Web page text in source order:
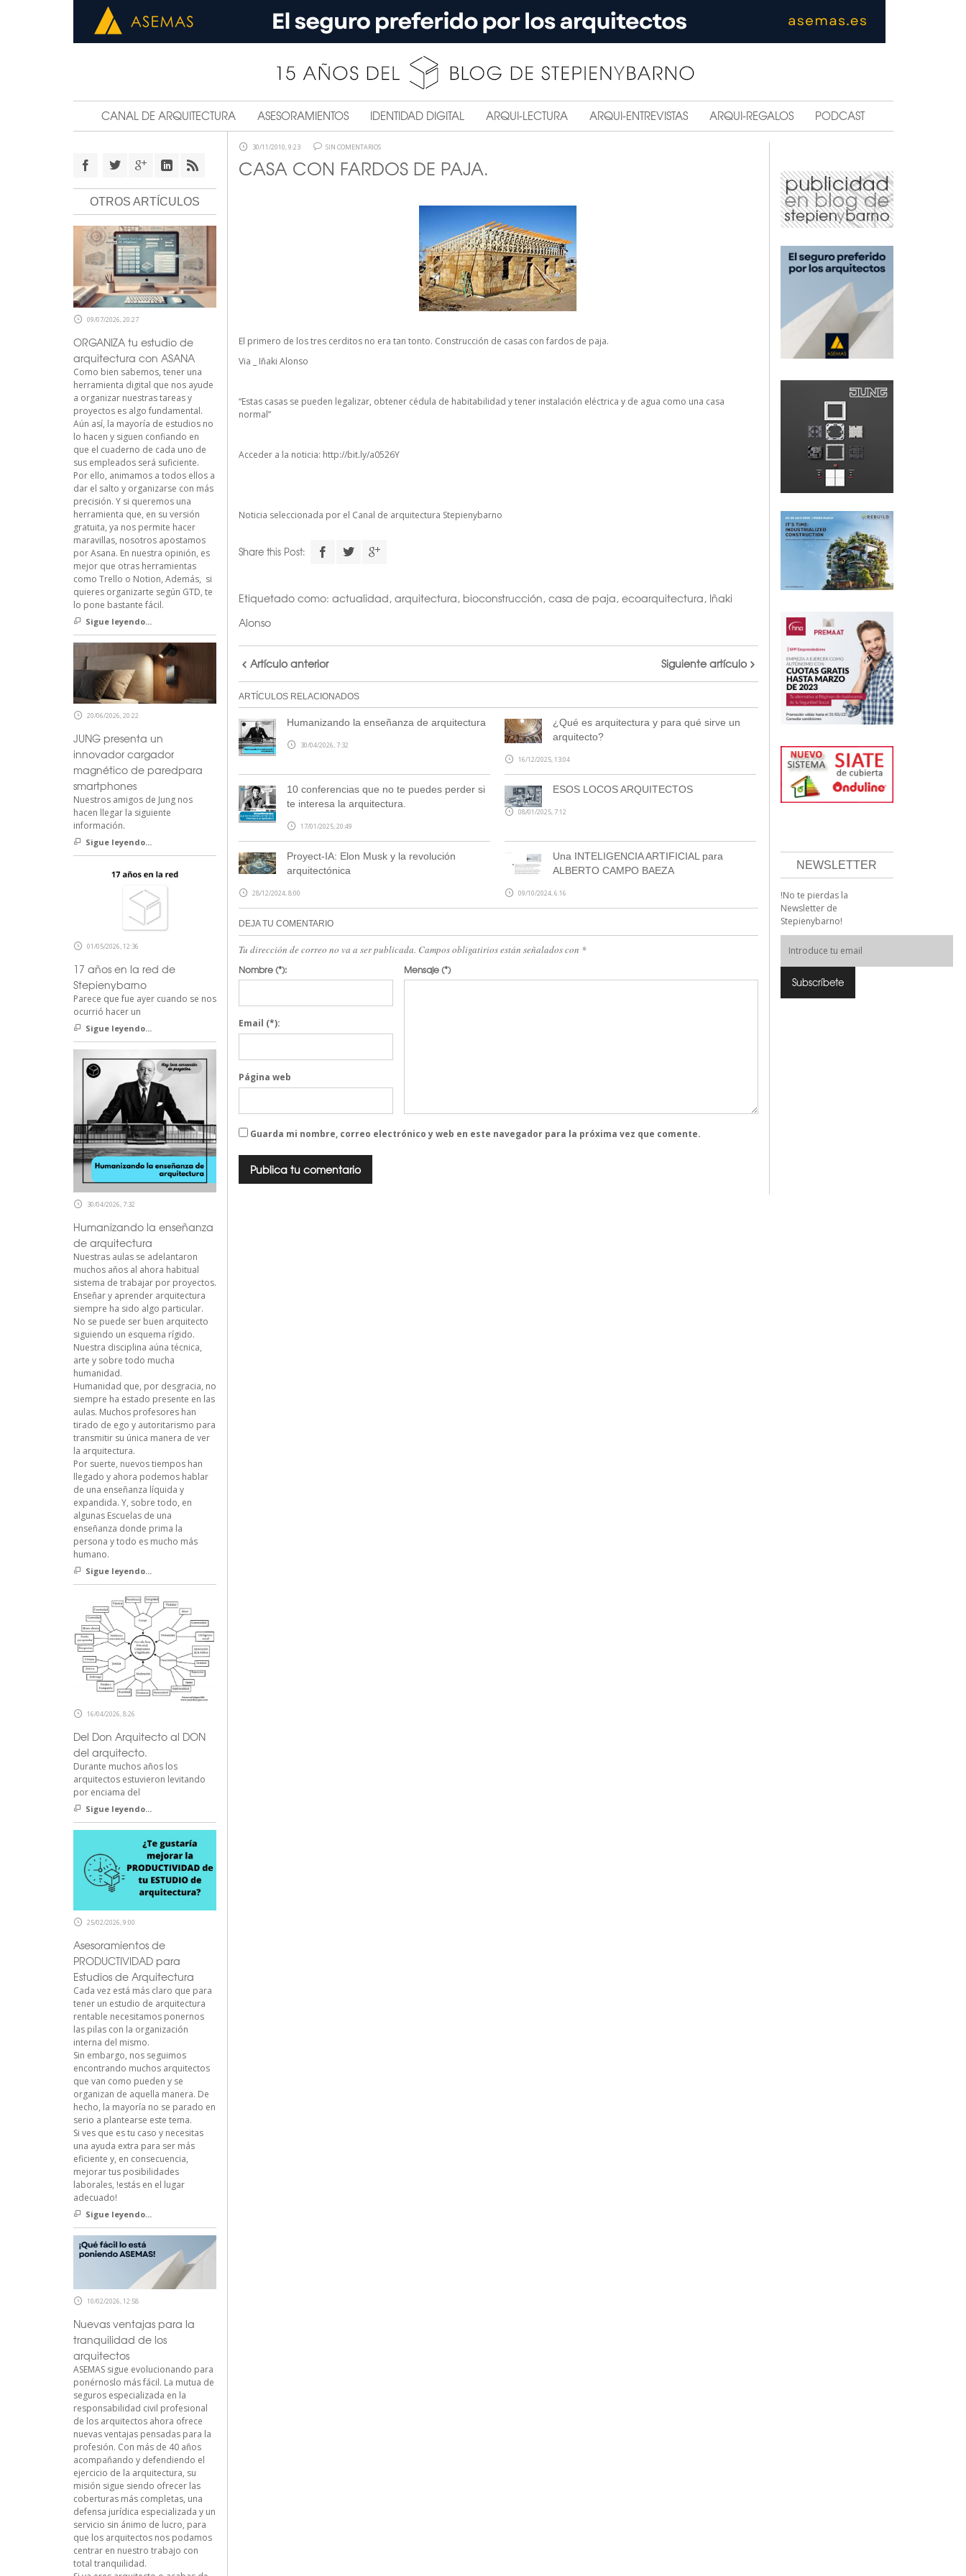
CANAL DE ARQUITECTURA ASESORAMIENTOS IDENTIDAD DIGITAL ARQUI-LECTURA ARQUI-ENTREVISTAS ARQUI-REGALOS PODCAST
30/11/2010, 9:23 SIN COMENTARIOS
CASA CON FARDOS DE PAJA.
El primero de los tres cerditos no era tan tonto. Construcción de casas con fardos de paja.
Via _ Iñaki Alonso
“Estas casas se pueden legalizar, obtener cédula de habitabilidad y tener instalación eléctrica y de agua como una casa
normal”
Acceder a la noticia: http://bit.ly/a0526Y
Noticia seleccionada por el Canal de arquitectura Stepienybarno
Share this Post:
Etiquetado como: actualidad, arquitectura, bioconstrucción, casa de paja, ecoarquitectura, Iñaki
Alonso
Artículo anterior Siguiente artículo
ARTÍCULOS RELACIONADOS
Humanizando la enseñanza de arquitectura
30/04/2026, 7:32
¿Qué es arquitectura y para qué sirve un
arquitecto?
16/12/2025, 13:04
10 conferencias que no te puedes perder si
te interesa la arquitectura.
17/01/2025, 20:49
ESOS LOCOS ARQUITECTOS
08/01/2025, 7:12
Proyect-IA: Elon Musk y la revolución
arquitectónica
28/12/2024, 8:00
Una INTELIGENCIA ARTIFICIAL para
ALBERTO CAMPO BAEZA
09/10/2024, 6:16
DEJA TU COMENTARIO
Tu dirección de correo no va a ser publicada. Campos obligatirios están señalados con *
Mensaje(*)
Nombre(*):
Email (*):
Página web
Guarda mi nombre, correo electrónico y web en este navegador para la próxima vez que comente.
NEWSLETTER
!No te pierdas la
Newsletter de
Stepienybarno!
OTROS ARTÍCULOS
09/07/2026, 20:27
ORGANIZA tu estudio de
arquitectura con ASANA
Como bien sabemos, tener una
herramienta digital que nos ayude
a organizar nuestras tareas y
proyectos es algo fundamental.
Aún así, la mayoría de estudios no
lo hacen y siguen confiando en
que el cuaderno de cada uno de
sus empleados será suficiente.
Por ello, animamos a todos ellos a
dar el salto y organizarse con más
precisión. Y si queremos una
herramienta que, en su versión
gratuita, ya nos permite hacer
maravillas, nosotros apostamos
por Asana. En nuestra opinión, es
mejor que otras herramientas
como Trello o Notion, Además, si
quieres organizarte según GTD, te
lo pone bastante fácil.
Sigue leyendo...
20/06/2026, 20:22
JUNG presenta un
innovador cargador
magnético de paredpara
smartphones
Nuestros amigos de Jung nos
hacen llegar la siguiente
información.
Sigue leyendo...
01/05/2026, 12:36
17 años en la red de
Stepienybarno
Parece que fue ayer cuando se nos
ocurrió hacer un
Sigue leyendo...
30/04/2026, 7:32
Humanizando la enseñanza
de arquitectura
Nuestras aulas se adelantaron
muchos años al ahora habitual
sistema de trabajar por proyectos.
Enseñar y aprender arquitectura
siempre ha sido algo particular.
No se puede ser buen arquitecto
siguiendo un esquema rígido.
Nuestra disciplina aúna técnica,
arte y sobre todo mucha
humanidad.
Humanidad que, por desgracia, no
siempre ha estado presente en las
aulas. Muchos profesores han
tirado de ego y autoritarismo para
transmitir su única manera de ver
la arquitectura.
Por suerte, nuevos tiempos han
llegado y ahora podemos hablar
de una enseñanza líquida y
expandida. Y, sobre todo, en
algunas Escuelas de una
enseñanza donde prima la
persona y todo es mucho más
humano.
Sigue leyendo...
16/04/2026, 8:26
Del Don Arquitecto al DON
del arquitecto.
Durante muchos años los
arquitectos estuvieron levitando
por enciama del
Sigue leyendo...
25/02/2026, 9:00
Asesoramientos de
PRODUCTIVIDAD para
Estudios de Arquitectura
Cada vez está más claro que para
tener un estudio de arquitectura
rentable necesitamos ponernos
las pilas con la organización
interna del mismo.
Sin embargo, nos seguimos
encontrando muchos arquitectos
que van como pueden y se
organizan de aquella manera. De
hecho, la mayoría no se parado en
serio a plantearse este tema.
Si ves que es tu caso y necesitas
una ayuda extra para ser más
eficiente y, en consecuencia,
mejorar tus posibilidades
laborales, !estás en el lugar
adecuado!
Sigue leyendo...
10/02/2026, 12:58
Nuevas ventajas para la
tranquilidad de los
arquitectos
ASEMAS sigue evolucionando para
ponérnoslo más fácil. La mutua de
seguros especializada en la
responsabilidad civil profesional
de los arquitectos ahora ofrece
nuevas ventajas pensadas para la
profesión. Con más de 40 años
acompañando y defendiendo el
ejercicio de la arquitectura, su
misión sigue siendo ofrecer las
coberturas más completas, una
defensa jurídica especializada y un
servicio sin ánimo de lucro, para
que los arquitectos nos podamos
centrar en nuestro trabajo con
total tranquilidad.